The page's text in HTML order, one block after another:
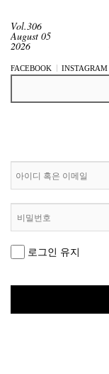
Vol.306
August 05
2026
FACEBOOK INSTAGRAM
로그인 유지